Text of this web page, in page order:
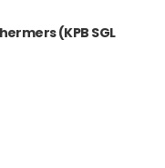
(KPB SGL